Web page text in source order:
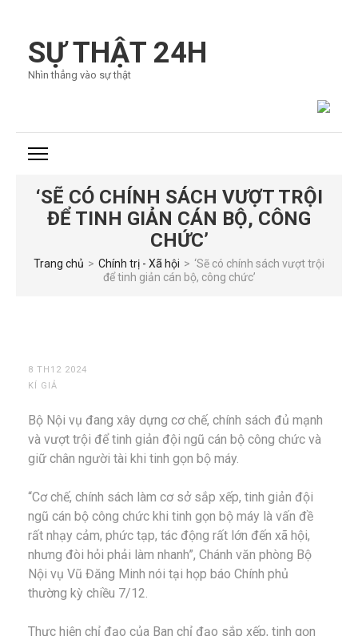
qua
tới
Enter)
SỰ THẬT 24H
Nhìn thẳng vào sự thật
‘SẼ CÓ CHÍNH SÁCH VƯỢT TRỘI
ĐỂ TINH GIẢN CÁN BỘ, CÔNG
CHỨC’
Trang chủ > Chính trị - Xã hội > ‘Sẽ có chính sách vượt trội
để tinh giản cán bộ, công chức’
8 TH12 2024
KÍ GIẢ
Bộ Nội vụ đang xây dựng cơ chế, chính sách đủ mạnh
và vượt trội để tinh giản đội ngũ cán bộ công chức và
giữ chân người tài khi tinh gọn bộ máy.
“Cơ chế, chính sách làm cơ sở sắp xếp, tinh giản đội
ngũ cán bộ công chức khi tinh gọn bộ máy là vấn đề
rất nhạy cảm, phức tạp, tác động rất lớn đến xã hội,
nhưng đòi hỏi phải làm nhanh”, Chánh văn phòng Bộ
Nội vụ Vũ Đăng Minh nói tại họp báo Chính phủ
thường kỳ chiều 7/12.
Thực hiện chỉ đạo của Ban chỉ đạo sắp xếp, tinh gọn